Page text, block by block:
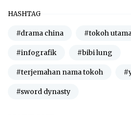
HASHTAG
#drama china #tokoh
#infografik #bibi lung
#terjemahan nama tokoh
#sword dynasty